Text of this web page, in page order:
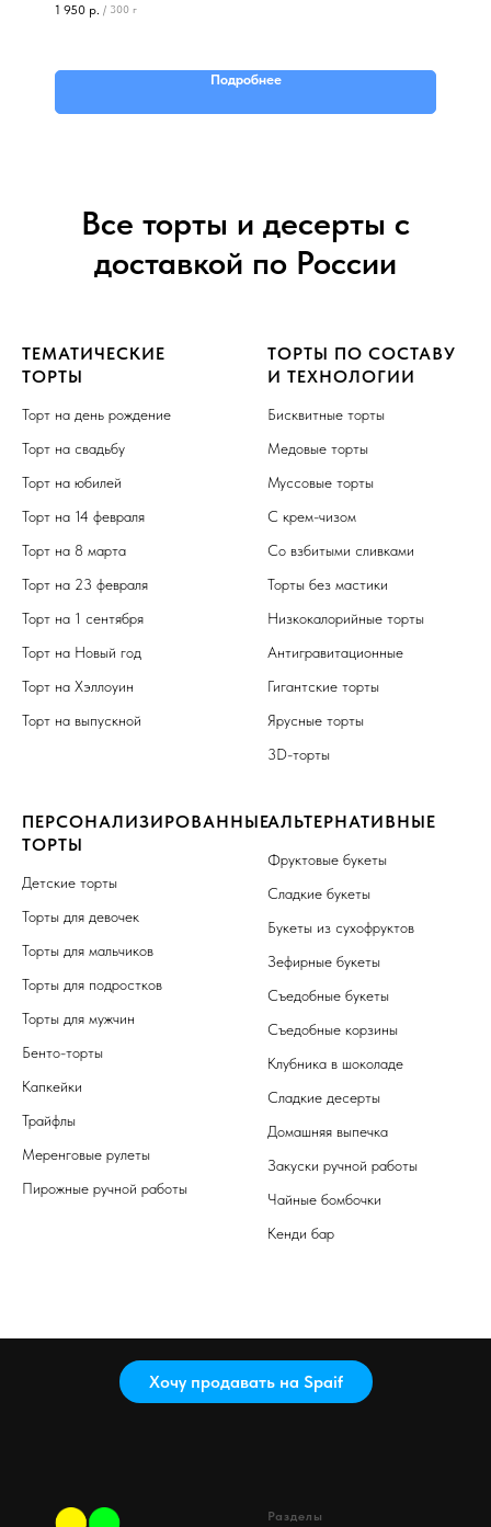
1 950 р. / 300 г
Подробнее
Все торты и десерты с
доставкой по России
ТЕМАТИЧЕСКИЕ
ТОРТЫ
Торт на день рождение
Торт на свадьбу
Торт на юбилей
Торт на 14 февраля
Торт на 8 марта
Торт на 23 февраля
Торт на 1 сентября
Торт на Новый год
Торт на Хэллоуин
Торт на выпускной
ТОРТЫ ПО СОСТАВУ
И ТЕХНОЛОГИИ
Бисквитные торты
Медовые торты
Муссовые торты
С крем-чизом
Со взбитыми сливками
Торты без мастики
Низкокалорийные торты
Антигравитационные
Гигантские торты
Ярусные торты
3D-торты
ПЕРСОНАЛИЗИРОВАННЫЕ
ТОРТЫ
Детские торты
Торты для девочек
Торты для мальчиков
Торты для подростков
Торты для мужчин
Бенто-торты
Капкейки
Трайфлы
Меренговые рулеты
Пирожные ручной работы
АЛЬТЕРНАТИВНЫЕ
Фруктовые букеты
Сладкие букеты
Букеты из сухофруктов
Зефирные букеты
Съедобные букеты
Съедобные корзины
Клубника в шоколаде
Сладкие десерты
Домашняя выпечка
Закуски ручной работы
Чайные бомбочки
Кенди бар
Хочу продавать на Spaif
Разделы